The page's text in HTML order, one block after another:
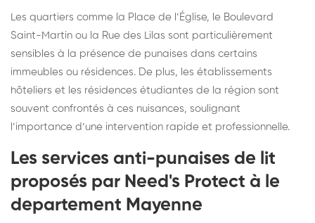
Les quartiers comme la Place de l’Église, le Boulevard
Saint-Martin ou la Rue des Lilas sont particulièrement
sensibles à la présence de punaises dans certains
immeubles ou résidences. De plus, les établissements
hôteliers et les résidences étudiantes de la région sont
souvent confrontés à ces nuisances, soulignant
l’importance d’une intervention rapide et professionnelle.
Les services anti-punaises de lit
proposés par Need's Protect à le
departement Mayenne